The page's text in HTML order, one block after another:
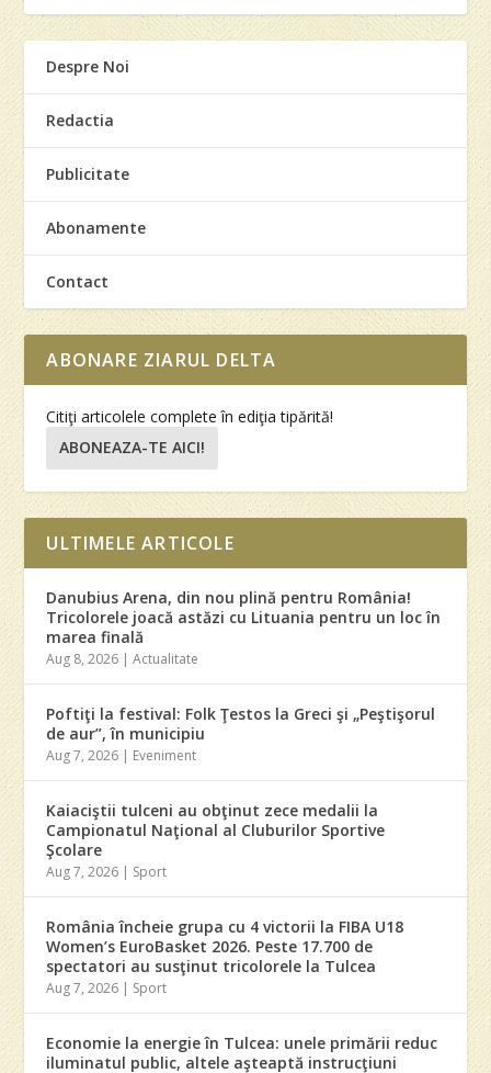
Despre Noi
Redactia
Publicitate
Abonamente
Contact
ABONARE ZIARUL DELTA
Citiţi articolele complete în ediţia tipărită!
ABONEAZA-TE AICI!
ULTIMELE ARTICOLE
Danubius Arena, din nou plină pentru România!
Tricolorele joacă astăzi cu Lituania pentru un loc în
marea finală
Aug 8, 2026 |Actualitate
Poftiţi la festival: Folk Ţestos la Greci şi „Peştişorul
de aur”, în municipiu
Aug 7, 2026 | Eveniment
Kaiaciştii tulceni au obţinut zece medalii la
Campionatul Naţional al Cluburilor Sportive
Şcolare
Aug 7, 2026 | Sport
România încheie grupa cu 4 victorii la FIBA U18
Women’s EuroBasket 2026. Peste 17.700 de
spectatori au susţinut tricolorele la Tulcea
Aug 7, 2026 | Sport
Economie la energie în Tulcea: unele primării reduc
iluminatul public, altele aşteaptă instrucţiuni